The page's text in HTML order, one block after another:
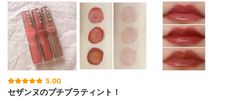
5.00
セザンヌのプチプラティント！